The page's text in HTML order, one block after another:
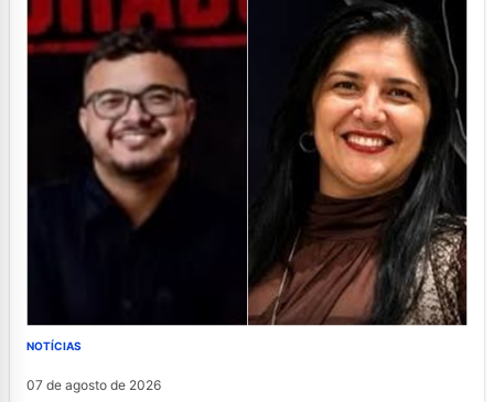
NOTÍCIAS
07 de agosto de 2026